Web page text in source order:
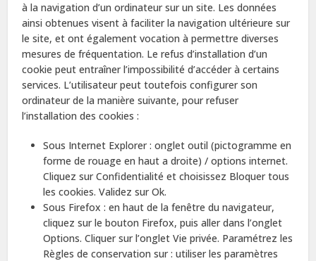
à la navigation d’un ordinateur sur un site. Les données
ainsi obtenues visent à faciliter la navigation ultérieure sur
le site, et ont également vocation à permettre diverses
mesures de fréquentation. Le refus d’installation d’un
cookie peut entraîner l’impossibilité d’accéder à certains
services. L’utilisateur peut toutefois configurer son
ordinateur de la manière suivante, pour refuser
l’installation des cookies :
Sous Internet Explorer : onglet outil (pictogramme en
forme de rouage en haut a droite) / options internet.
Cliquez sur Confidentialité et choisissez Bloquer tous
les cookies. Validez sur Ok.
Sous Firefox : en haut de la fenêtre du navigateur,
cliquez sur le bouton Firefox, puis aller dans l’onglet
Options. Cliquer sur l’onglet Vie privée. Paramétrez les
Règles de conservation sur : utiliser les paramètres